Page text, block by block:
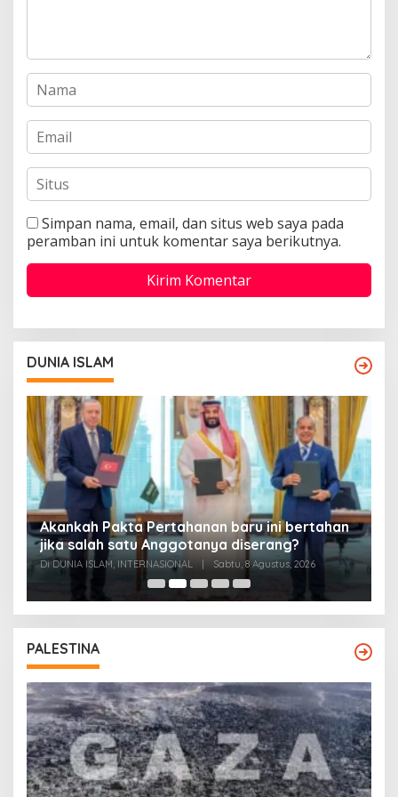
Simpan nama, email, dan situs web saya pada
peramban ini untuk komentar saya berikutnya.
DUNIA ISLAM
Akankah Pakta Pertahanan baru ini bertahan
jika salah satu Anggotanya diserang?
Di DUNIA ISLAM, INTERNASIONAL | Sabtu, 8 Agustus, 2026
PALESTINA